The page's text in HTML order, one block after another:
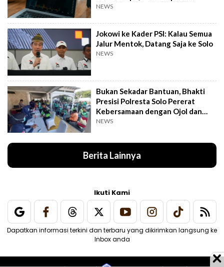
Semester I 2026
NEWS
Jokowi ke Kader PSI: Kalau Semua
Jalur Mentok, Datang Saja ke Solo
NEWS
Bukan Sekadar Bantuan, Bhakti
Presisi Polresta Solo Pererat
Kebersamaan dengan Ojol dan
Supeltas
NEWS
Berita Lainnya
Ikuti Kami
Dapatkan informasi terkini dan terbaru yang dikirimkan langsung ke
Inbox anda